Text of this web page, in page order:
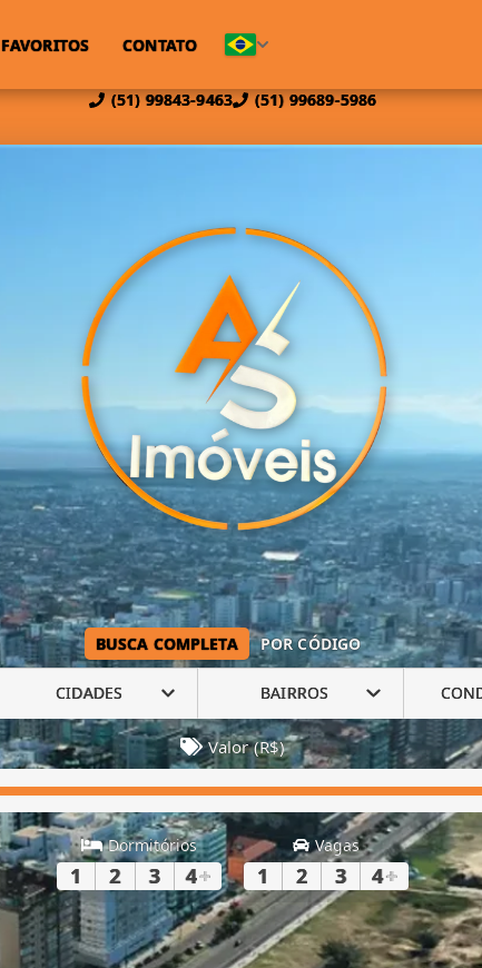
(51) 99843-9463 (51) 99689-5986
FAVORITOS CONTATO
BUSCA COMPLETA POR CÓDIGO
CIDADES BAIRROS
Valor (R$)
Dormitórios
1 2 3 4+
Vagas
1 2 3 4+